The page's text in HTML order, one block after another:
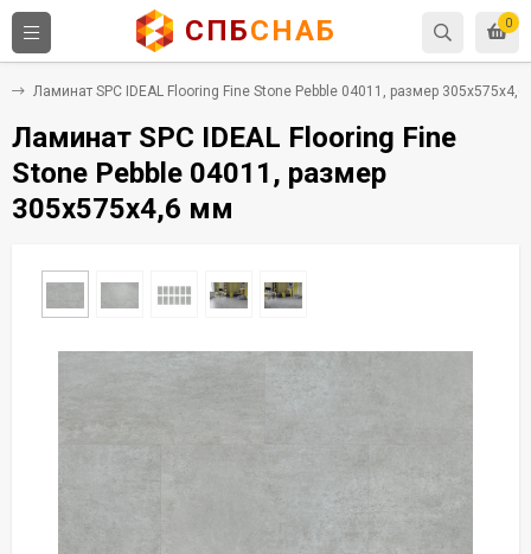
0
СПБСНАБ
Ламинат SPC IDEAL Flooring Fine Stone Pebble 04011, размер
Ламинат SPC IDEAL Flooring Fine
Stone Pebble 04011, размер
305x575x4,6 мм